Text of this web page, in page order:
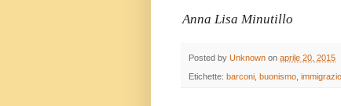
Anna Lisa Minutillo
Posted by Unknown on aprile 20, 2015
Etichette: barconi buonismo